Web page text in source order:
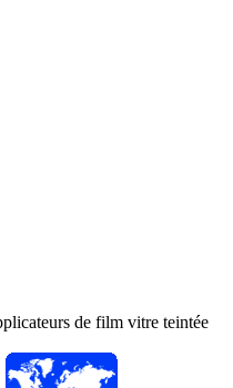
de film vitre teintée